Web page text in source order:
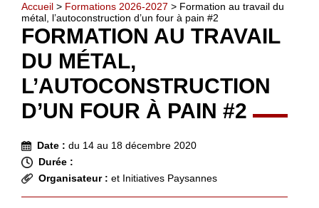
Accueil > Formations 2026-2027 > Formation au travail du
métal, l’autoconstruction d’un four à pain #2
FORMATION AU TRAVAIL
DU MÉTAL,
L’AUTOCONSTRUCTION
D’UN FOUR À PAIN #2
Date : du 14 au 18 décembre 2020
Durée :
Organisateur : et Initiatives Paysannes